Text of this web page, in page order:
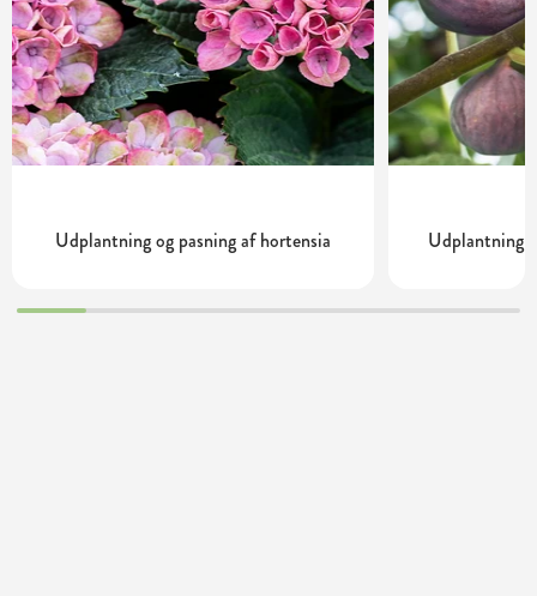
Udplantning og pasning af hortensia Udplantning